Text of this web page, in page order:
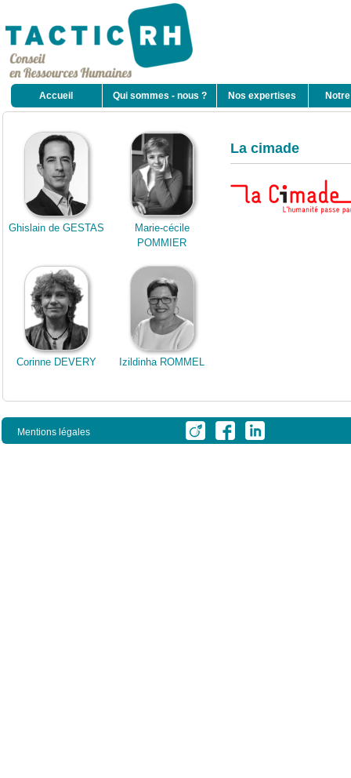
Ghislain de GESTAS
Marie-cécile
POMMIER
Corinne DEVERY Izildinha ROMMEL
La cimade
Accueil Qui sommes - nous ? Nos expertises
Mentions légales